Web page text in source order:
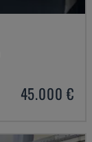
45.000 €